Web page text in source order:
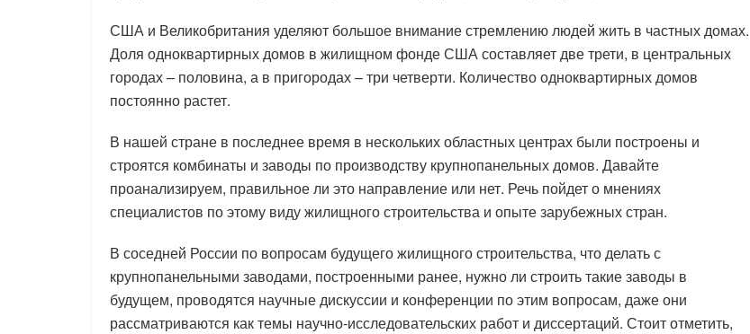
США и Великобритания уделяют большое внимание стремлению людей жить в частных домах.
Доля одноквартирных домов в жилищном фонде США составляет две трети, в центральных
городах – половина, а в пригородах – три четверти. Количество одноквартирных домов
постоянно растет.
В нашей стране в последнее время в нескольких областных центрах были построены и
строятся комбинаты и заводы по производству крупнопанельных домов. Давайте
проанализируем, правильное ли это направление или нет. Речь пойдет о мнениях
специалистов по этому виду жилищного строительства и опыте зарубежных стран.
В соседней России по вопросам будущего жилищного строительства, что делать с
крупнопанельными заводами, построенными ранее, нужно ли строить такие заводы в
будущем, проводятся научные дискуссии и конференции по этим вопросам, даже они
рассматриваются как темы научно-исследовательских работ и диссертаций. Стоит отметить,